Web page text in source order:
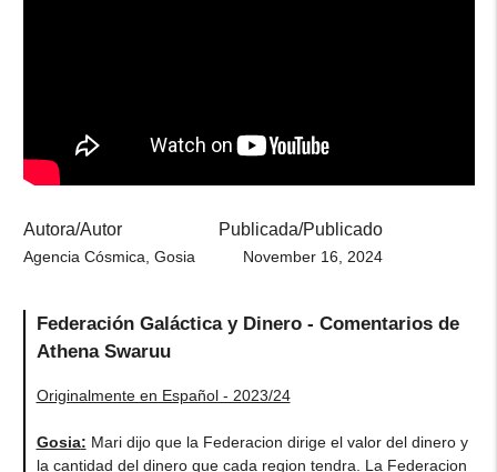
Autora/Autor
Agencia Cósmica, Gosia
Publicada/Publicado
November 16, 2024
Federación Galáctica y Dinero - Comentarios de
Athena Swaruu
Originalmente en Español - 2023/24
Gosia: Mari dijo que la Federacion dirige el valor del dinero y
la cantidad del dinero que cada region tendra. La Federacion